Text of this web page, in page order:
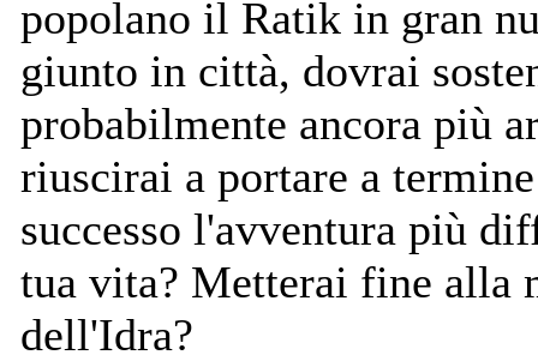
popolano il Ratik in gran
giunto in città, dovrai
probabilmente ancora più
riuscirai a portare a
successo l'avventura più
tua vita? Metterai fine alla
dell'Idra?